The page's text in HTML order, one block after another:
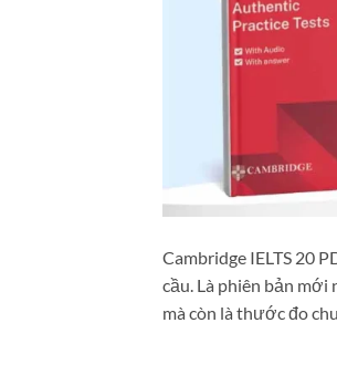
Cambridge IELTS 20
cầu. Là phiên bản
mà còn là thước đo